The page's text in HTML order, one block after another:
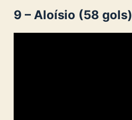
9 – Aloísio (58 gols)